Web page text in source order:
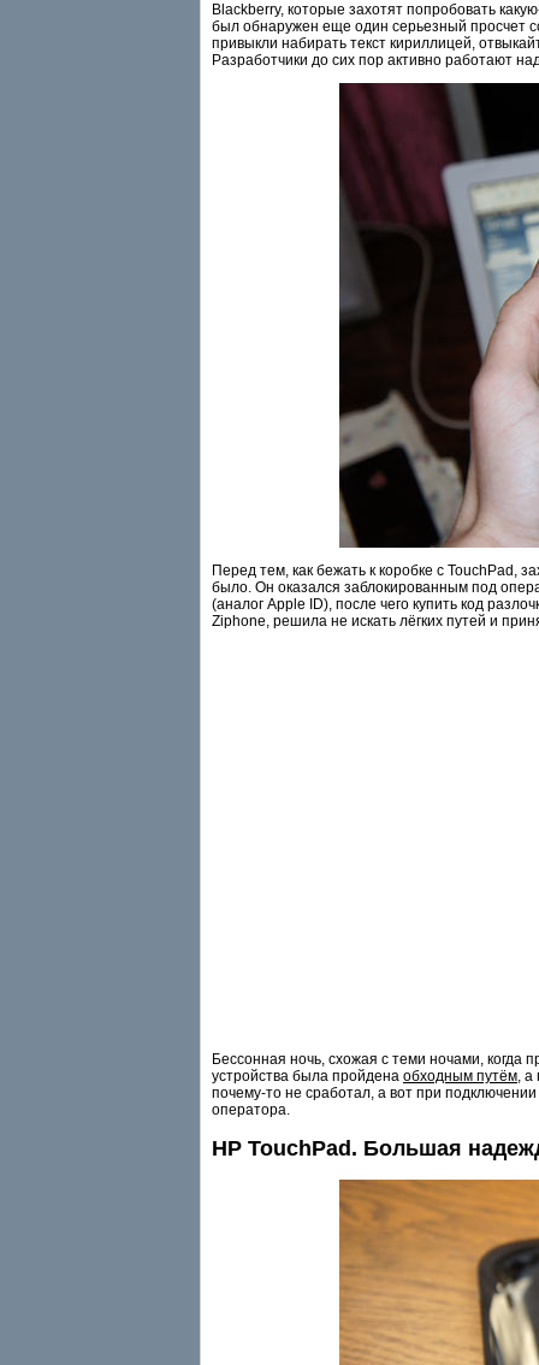
Blackberry, которые захотят попробовать
был обнаружен еще один серьезный просчет
привыкли набирать текст кириллицей,
Разработчики до сих пор активно работают
Перед тем, как бежать к коробке с TouchPad,
было. Он оказался заблокированным под
(аналог Apple ID), после чего купить код
Ziphone, решила не искать лёгких путей и
Бессонная ночь, схожая с теми ночами, когда
устройства была пройдена обходным путём, а
почему-то не сработал, а вот при
оператора.
HP TouchPad. Большая